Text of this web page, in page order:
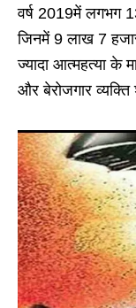
वर्ष 2019में लगभग
जिनमें 9 लाख 7
ज्यादा आत्महत्या के
और बेरोजगार व्यक्ति